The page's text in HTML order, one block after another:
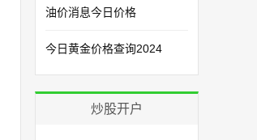
油价消息今日价格
今日黄金价格查询2024
炒股开户